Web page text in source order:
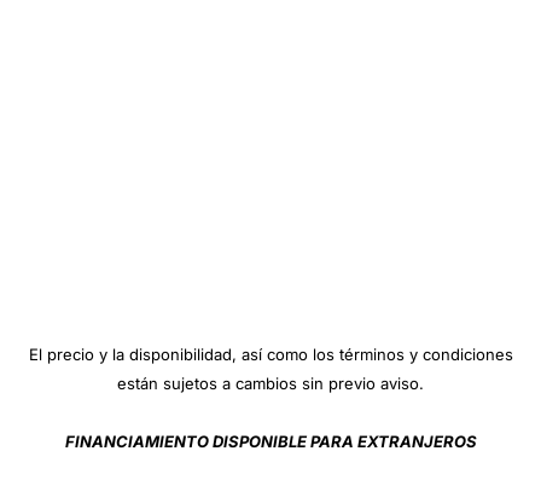
El precio y la disponibilidad, así como los términos y condiciones
están sujetos a cambios sin previo aviso.
FINANCIAMIENTO DISPONIBLE PARA EXTRANJEROS